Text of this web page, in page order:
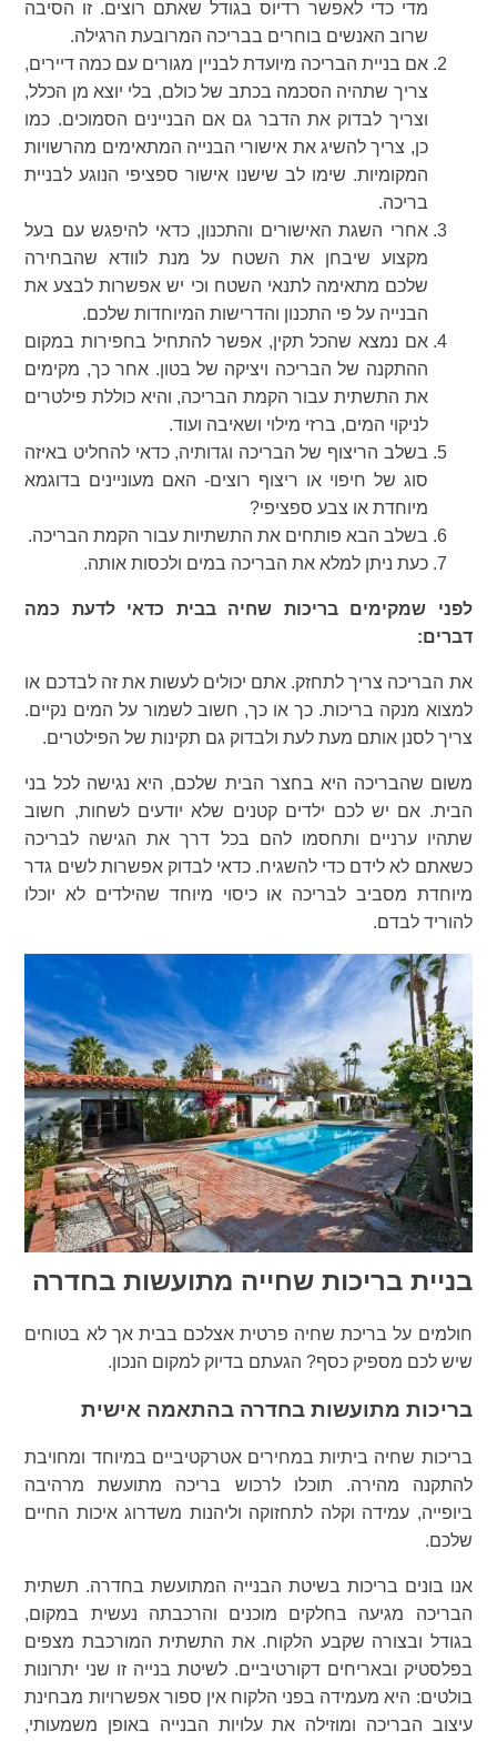
מדי כדי לאפשר רדיוס בגודל שאתם רוצים. זו הסיבה
שרוב האנשים בוחרים בבריכה המרובעת הרגילה.
אם בניית הבריכה מיועדת לבניין מגורים עם כמה דיירים,
צריך שתהיה הסכמה בכתב של כולם, בלי יוצא מן הכלל,
וצריך לבדוק את הדבר גם אם הבניינים הסמוכים. כמו
כן, צריך להשיג את אישורי הבנייה המתאימים מהרשויות
המקומיות. שימו לב שישנו אישור ספציפי הנוגע לבניית
בריכה.
אחרי השגת האישורים והתכנון, כדאי להיפגש עם בעל
מקצוע שיבחן את השטח על מנת לוודא שהבחירה
שלכם מתאימה לתנאי השטח וכי יש אפשרות לבצע את
הבנייה על פי התכנון והדרישות המיוחדות שלכם.
אם נמצא שהכל תקין, אפשר להתחיל בחפירות במקום
ההתקנה של הבריכה ויציקה של בטון. אחר כך, מקימים
את התשתית עבור הקמת הבריכה, והיא כוללת פילטרים
לניקוי המים, ברזי מילוי ושאיבה ועוד.
בשלב הריצוף של הבריכה וגדותיה, כדאי להחליט באיזה
סוג של חיפוי או ריצוף רוצים- האם מעוניינים בדוגמא
מיוחדת או צבע ספציפי?
בשלב הבא פותחים את התשתיות עבור הקמת הבריכה.
כעת ניתן למלא את הבריכה במים ולכסות אותה.
לפני שמקימים בריכות שחיה בבית כדאי לדעת כמה
דברים:
את הבריכה צריך לתחזק. אתם יכולים לעשות את זה לבדכם או
למצוא מנקה בריכות. כך או כך, חשוב לשמור על המים נקיים.
צריך לסנן אותם מעת לעת ולבדוק גם תקינות של הפילטרים.
משום שהבריכה היא בחצר הבית שלכם, היא נגישה לכל בני
הבית. אם יש לכם ילדים קטנים שלא יודעים לשחות, חשוב
שתהיו ערניים ותחסמו להם בכל דרך את הגישה לבריכה
כשאתם לא לידם כדי להשגיח. כדאי לבדוק אפשרות לשים גדר
מיוחדת מסביב לבריכה או כיסוי מיוחד שהילדים לא יוכלו
להוריד לבדם.
בניית בריכות שחייה מתועשות בחדרה
חולמים על בריכת שחיה פרטית אצלכם בבית אך לא בטוחים
שיש לכם מספיק כסף? הגעתם בדיוק למקום הנכון.
בריכות מתועשות בחדרה בהתאמה אישית
בריכות שחיה ביתיות במחירים אטרקטיביים במיוחד ומחויבת
להתקנה מהירה. תוכלו לרכוש בריכה מתועשת מרהיבה
ביופייה, עמידה וקלה לתחזוקה וליהנות משדרוג איכות החיים
שלכם.
אנו בונים בריכות בשיטת הבנייה המתועשת בחדרה. תשתית
הבריכה מגיעה בחלקים מוכנים והרכבתה נעשית במקום,
בגודל ובצורה שקבע הלקוח. את התשתית המורכבת מצפים
בפלסטיק ובאריחים דקורטיביים. לשיטת בנייה זו שני יתרונות
בולטים: היא מעמידה בפני הלקוח אין ספור אפשרויות מבחינת
עיצוב הבריכה ומוזילה את עלויות הבנייה באופן משמעותי,